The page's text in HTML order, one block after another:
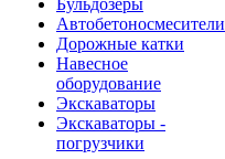
Бульдозеры
Автобетоносмесители
Дорожные катки
Навесное
оборудование
Экскаваторы
Экскаваторы -
погрузчики